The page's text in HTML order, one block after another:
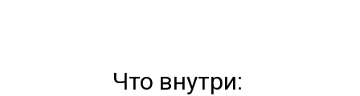
Что внутри: